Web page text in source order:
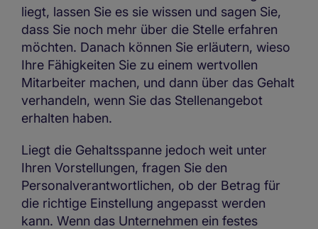
liegt, lassen Sie es sie wissen und sagen Sie,
dass Sie noch mehr über die Stelle erfahren
möchten. Danach können Sie erläutern, wieso
Ihre Fähigkeiten Sie zu einem wertvollen
Mitarbeiter machen, und dann über das Gehalt
verhandeln, wenn Sie das Stellenangebot
erhalten haben.
Liegt die Gehaltsspanne jedoch weit unter
Ihren Vorstellungen, fragen Sie den
Personalverantwortlichen, ob der Betrag für
die richtige Einstellung angepasst werden
kann. Wenn das Unternehmen ein festes